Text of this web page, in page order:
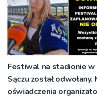
Festiwal na stadionie
Sączu został odwołany.
oświadczenia